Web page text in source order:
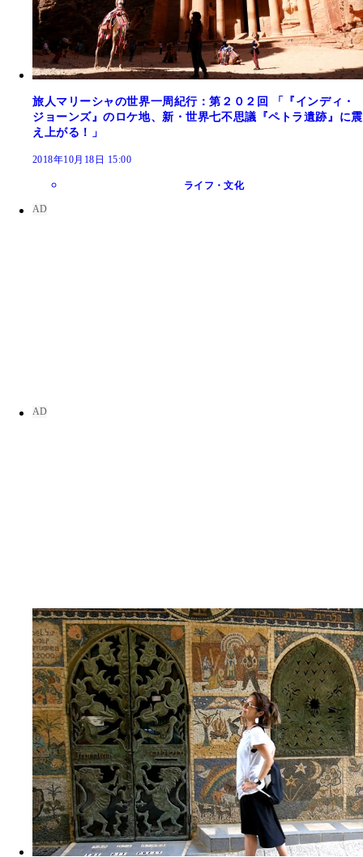
旅人マリーシャの世界一周紀行：第２０２回 「『インディ・
ジョーンズ』のロケ地、新・世界七不思議『ペトラ遺跡』に震
え上がる！」
2018年10月18日 15:00
ライフ・文化